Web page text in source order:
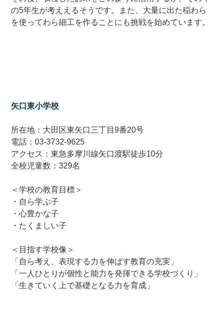
の5年生が考ええるそうです。また、大量に出た稲わら
を使ってわら細工を作ることにも挑戦を始めています。
矢口東小学校
所在地：大田区東矢口三丁目9番20号
電話：03-3732-9625
アクセス：東急多摩川線矢口渡駅徒歩10分
全校児童数：329名
＜学校の教育目標＞
・自ら学ぶ子
・心豊かな子
・たくましい子
＜目指す学校像＞
「自ら考え、表現する力を伸ばす教育の充実」
「一人ひとりが個性と能力を発揮できる学校づくり」
「生きていく上で基礎となる力を育成」